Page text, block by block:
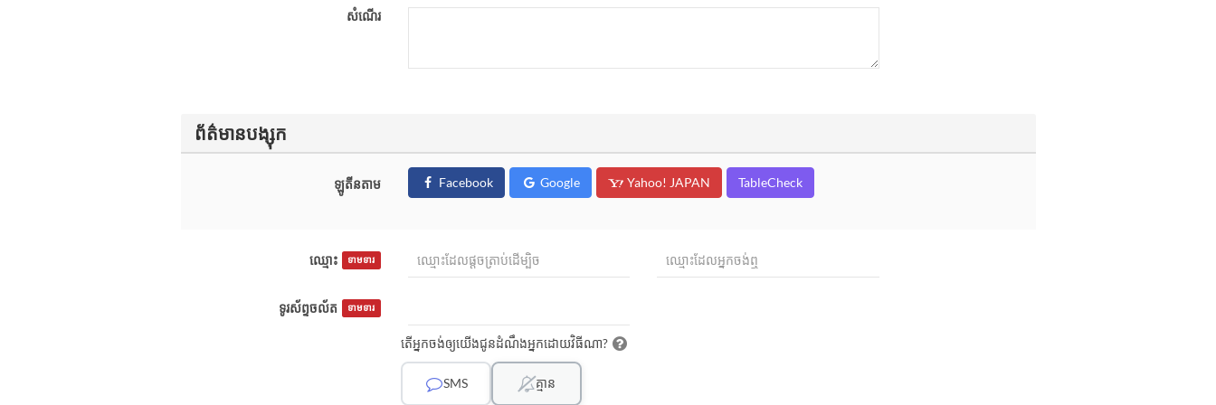
សំណើរ
ព័ត៌មានបង្សុក
ឡូតីនតាម Facebook Google Yahoo! JAPAN TableCheck
ឈ្មោះ ទាមទារ
ទូរស័ព្ទចល័ត ទាមទារ
តើអ្នកចង់ឲ្យយើងជូនដំណឹងអ្នកដោយវិធីណា?
SMS គ្មាន